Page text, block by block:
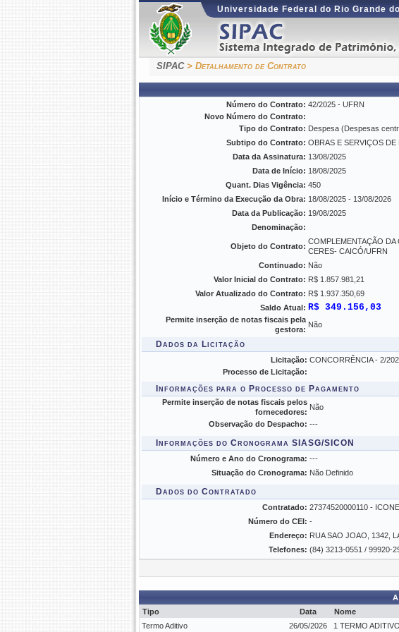
Universidade Federal do Rio Grande
SIPAC> Detalhamento de Contrato
Número do Contrato: 42/2025 - UFRN
Novo Número do Contrato:
Tipo do Contrato: Despesa (Despesas
Subtipo do Contrato: OBRAS E SERVIÇOS DE
Data da Assinatura: 13/08/2025
Data de Início: 18/08/2025
Quant. Dias Vigência: 450
Início e Término da Execução da Obra: 18/08/2025 - 13/08/2026
Data da Publicação: 19/08/2025
Denominação:
Objeto do Contrato:
COMPLEMENTAÇÃO DA
CERES- CAICÓ/UFRN
Continuado: Não
Valor Inicial do Contrato: R$ 1.857.981,21
Valor Atualizado do Contrato: R$ 1.937.350,69
Saldo Atual: R$ 349.156,03
Permite inserção de notas fiscais pela
gestora:
Não
Dados da Licitação
Licitação: CONCORRÊNCIA - 2/
Processo de Licitação:
Informações para o Processo de Pagamento
Permite inserção de notas fiscais pelos
fornecedores:
Não
Observação do Despacho: ---
Informações do Cronograma SIASG/SICON
Número e Ano do Cronograma: ---
Situação do Cronograma: Não Definido
Dados do Contratado
Contratado: 27374520000110 -
Número do CEI: -
Endereço: RUA SAO JOAO, 1342,
Telefones: (84) 3213-0551 / 99920-
Tipo
Data
Nome
Termo Aditivo
26/05/2026 1 TERMO